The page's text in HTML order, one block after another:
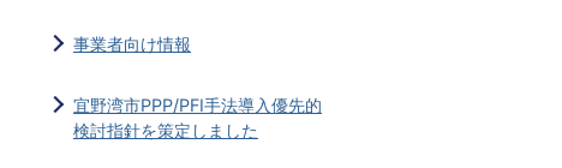
事業者向け情報
宜野湾市PPP/PFI手法導入優先的
検討指針を策定しました